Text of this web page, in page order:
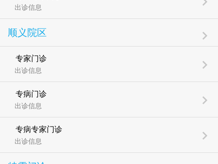
出诊信息
顺义院区
专家门诊
出诊信息
专病门诊
出诊信息
专病专家门诊
出诊信息